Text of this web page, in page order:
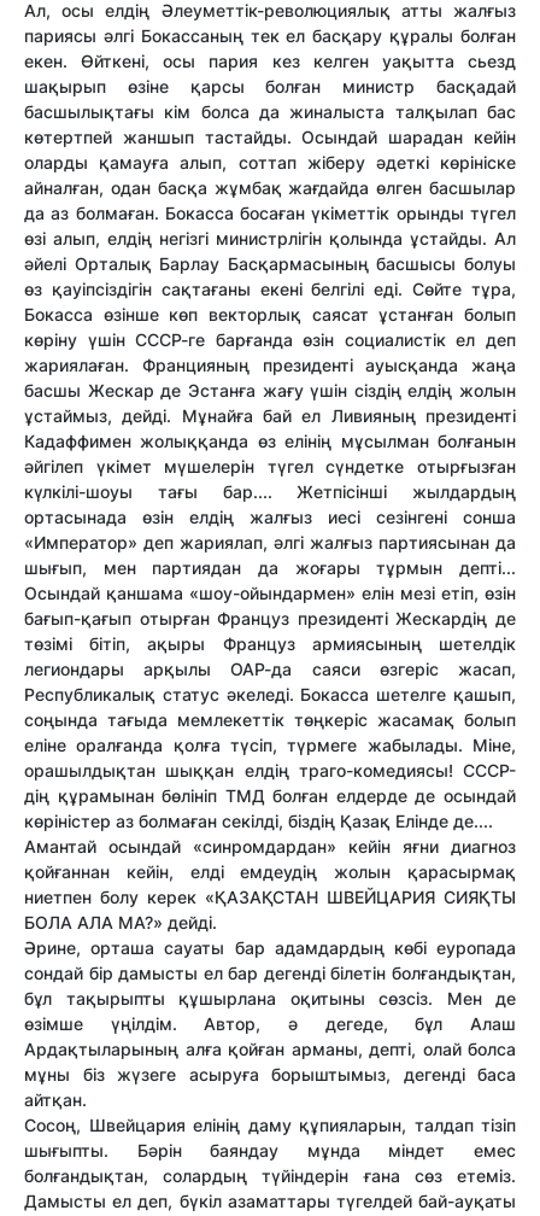
Ал, осы елдің Әлеуметтік-революциялық атты жалғыз
париясы әлгі Бокассаның тек ел басқару құралы болған
екен. Өйткені, осы пария кез келген уақытта сьезд
шақырып өзіне қарсы болған министр басқадай
басшылықтағы кім болса да жиналыста талқылап бас
көтертпей жаншып тастайды. Осындай шарадан кейін
оларды қамауға алып, соттап жіберу әдеткі көрініске
айналған, одан басқа жұмбақ жағдайда өлген басшылар
да аз болмаған. Бокасса босаған үкіметтік орынды түгел
өзі алып, елдің негізгі министрлігін қолында ұстайды. Ал
әйелі Орталық Барлау Басқармасының басшысы болуы
өз қауіпсіздігін сақтағаны екені белгілі еді. Сөйте тұра,
Бокасса өзінше көп векторлық саясат ұстанған болып
көріну үшін СССР-ге барғанда өзін социалистік ел деп
жариялаған. Францияның президенті ауысқанда жаңа
басшы Жескар де Эстанға жағу үшін сіздің елдің жолын
ұстаймыз, дейді. Мұнайға бай ел Ливияның президенті
Кадаффимен жолыққанда өз елінің мұсылман болғанын
әйгілеп үкімет мүшелерін түгел сүндетке отырғызған
күлкілі-шоуы тағы бар.... Жетпісінші жылдардың
ортасынада өзін елдің жалғыз иесі сезінгені сонша
«Император» деп жариялап, әлгі жалғыз партиясынан да
шығып, мен партиядан да жоғары тұрмын депті...
Осындай қаншама «шоу-ойындармен» елін мезі етіп, өзін
бағып-қағып отырған Француз президенті Жескардің де
төзімі бітіп, ақыры Француз армиясының шетелдік
легиондары арқылы ОАР-да саяси өзгеріс жасап,
Республикалық статус әкеледі. Бокасса шетелге қашып,
соңында тағыда мемлекеттік төңкеріс жасамақ болып
еліне оралғанда қолға түсіп, түрмеге жабылады. Міне,
орашылдықтан шыққан елдің траго-комедиясы! СССР-
дің құрамынан бөлініп ТМД болған елдерде де осындай
көріністер аз болмаған секілді, біздің Қазақ Елінде де....
Амантай осындай «синромдардан» кейін яғни диагноз
қойғаннан кейін, елді емдеудің жолын қарасырмақ
ниетпен болу керек «ҚАЗАҚСТАН ШВЕЙЦАРИЯ СИЯҚТЫ
БОЛА АЛА МА?» дейді.
Әрине, орташа сауаты бар адамдардың көбі еуропада
сондай бір дамысты ел бар дегенді білетін болғандықтан,
бұл тақырыпты құшырлана оқитыны сөзсіз. Мен де
өзімше үңілдім. Автор, ә дегеде, бұл Алаш
Ардақтыларының алға қойған арманы, депті, олай болса
мұны біз жүзеге асыруға борыштымыз, дегенді баса
айтқан.
Сосоң, Швейцария елінің даму құпияларын, талдап тізіп
шығыпты. Бәрін баяндау мұнда міндет емес
болғандықтан, солардың түйіндерін ғана сөз етеміз.
Дамысты ел деп, бүкіл азаматтары түгелдей бай-ауқаты